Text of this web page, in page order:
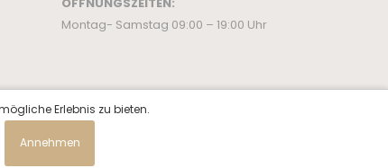
ÖFFNUNGSZEITEN:
Montag- Samstag 09:00 – 19:00 Uhr
Erlebnis zu bieten.
Annehmen